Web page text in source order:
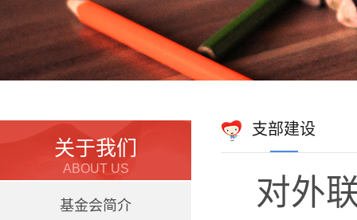
关于我们
ABOUT US
基金会简介
支部建设
对外